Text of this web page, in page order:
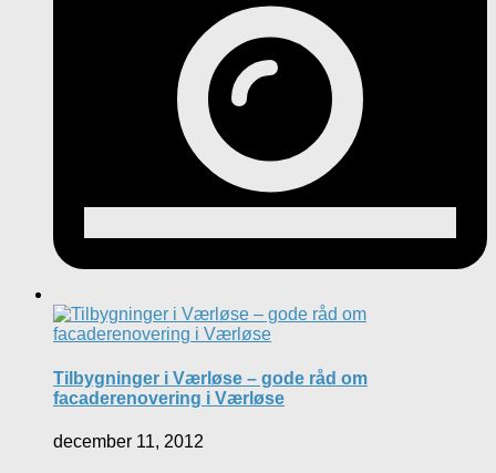
Tilbygninger i Værløse – gode råd om
facaderenovering i Værløse
december 11, 2012